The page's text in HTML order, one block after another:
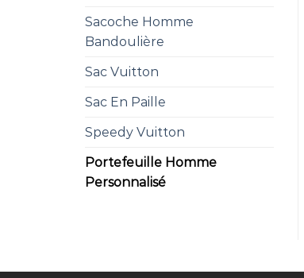
Sacoche Homme
Bandoulière
Sac Vuitton
Sac En Paille
Speedy Vuitton
Portefeuille Homme
Personnalisé